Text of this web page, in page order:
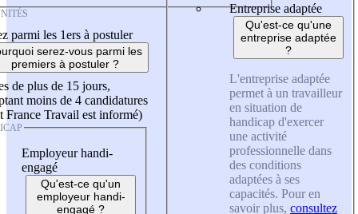
parmi les 1ers à postuler
serez-vous parmi les
premiers à postuler ?
de plus de 15 jours,
moins de 4 candidatures
France Travail est informé)
Employeur handi-
engagé
Qu'est-ce qu'un
employeur handi-
engagé ?
Entreprise adaptée
Qu'est-ce qu'une
entreprise adaptée
?
L'entreprise adaptée
permet à un travailleur
en situation de
handicap d'exercer
une activité
professionnelle dans
des conditions
adaptées à ses
capacités. Pour en
savoir plus, consultez